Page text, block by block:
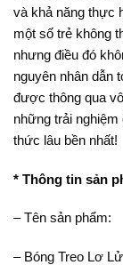
và khả năng thực
một số trẻ không
nhưng điều đó
nguyên nhân dẫn
được thông qua
những trải
thức lâu bền nhất!
* Thông tin sản
– Tên sản phẩm:
– Bóng Treo Lơ